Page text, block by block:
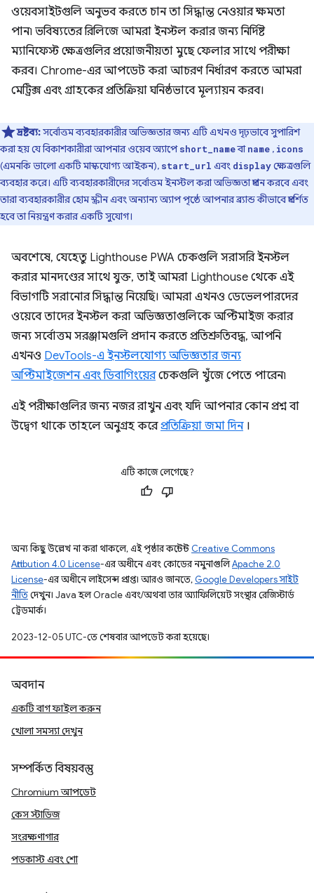
ওয়েবসাইটগুলি অনুভব করতে চান তা সিদ্ধান্ত নেওয়ার ক্ষমতা
পান৷ ভবিষ্যতের রিলিজে আমরা ইনস্টল করার জন্য নির্দিষ্ট
ম্যানিফেস্ট ক্ষেত্রগুলির প্রয়োজনীয়তা মুছে ফেলার সাথে পরীক্ষা
করব। Chrome-এর আপডেট করা আচরণ নির্ধারণ করতে আমরা
মেট্রিক্স এবং গ্রাহকের প্রতিক্রিয়া ঘনিষ্ঠভাবে মূল্যায়ন করব।
দ্রষ্টব্য:সর্বোত্তম ব্যবহারকারীর অভিজ্ঞতার জন্য এটি এখনও দৃঢ়ভাবে সুপারিশ
করা হয় যে বিকাশকারীরা আপনার ওয়েব অ্যাপেshort_nameবাname , icons
(এমনকি ভালো একটি মাস্কযোগ্য আইকন), start_url এবং displayক্ষেত্রগুলি
ব্যবহার করে। এটি ব্যবহারকারীদের সর্বোত্তম ইনস্টল করা অভিজ্ঞতা প্রদান করবে এবং
তারা ব্যবহারকারীর হোম স্ক্রীন এবং অন্যান্য অ্যাপ পৃষ্ঠে আপনার ব্র্যান্ড কীভাবে প্রদর্শিত
হবে তা নিয়ন্ত্রণ করার একটি সুযোগ।
অবশেষে, যেহেতু Lighthouse PWA চেকগুলি সরাসরি ইনস্টল
করার মানদণ্ডের সাথে যুক্ত, তাই আমরা Lighthouse থেকে এই
বিভাগটি সরানোর সিদ্ধান্ত নিয়েছি। আমরা এখনও ডেভেলপারদের
ওয়েবে তাদের ইনস্টল করা অভিজ্ঞতাগুলিকে অপ্টিমাইজ করার
জন্য সর্বোত্তম সরঞ্জামগুলি প্রদান করতে প্রতিশ্রুতিবদ্ধ, আপনি
এখনও DevTools-এ ইনস্টলযোগ্য অভিজ্ঞতার জন্য
অপ্টিমাইজেশন এবং ডিবাগিংয়েরচেকগুলি খুঁজে পেতে পারেন৷
এই পরীক্ষাগুলির জন্য নজর রাখুন এবং যদি আপনার কোন প্রশ্ন বা
উদ্বেগ থাকে তাহলে অনুগ্রহ করেপ্রতিক্রিয়া জমা দিন।
এটি কাজে লেগেছে?
অন্য কিছু উল্লেখ না করা থাকলে, এই পৃষ্ঠার কন্টেন্ট Creative Commons
Attribution 4.0 License-এর অধীনে এবং কোডের নমুনাগুলিApache 2.0
License-এর অধীনে লাইসেন্স প্রাপ্ত। আরও জানতে, Google Developers সাইট
নীতিদেখুন। Java হল Oracle এবং/অথবা তার অ্যাফিলিয়েট সংস্থার রেজিস্টার্ড
ট্রেডমার্ক।
2023-12-05 UTC-তে শেষবার আপডেট করা হয়েছে।
অবদান
একটি বাগ ফাইল করুন
খোলা সমস্যা দেখুন
সম্পর্কিত বিষয়বস্তু
Chromium আপডেট
কেস স্টাডিজ
সংরক্ষণাগার
পডকাস্ট এবং শো